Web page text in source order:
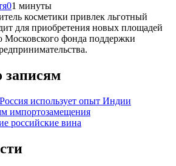
01 минуты
косметики привлек льготный
для приобретения новых площадей
Московского фонда поддержки
записям
использует опыт Индии
импортозамещения
российские вина